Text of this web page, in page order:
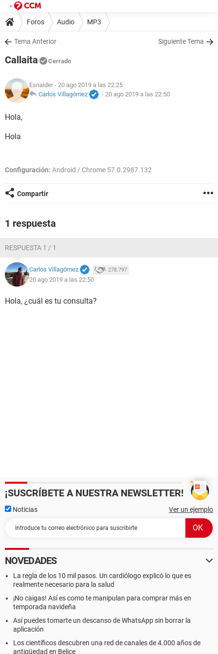
Foros Audio MP3
Tema Anterior Siguiente Tema
Callaita Cerrado
Esnaider - 20 ago 2019 a las 22:25
Carlos Villagómez
- 20 ago 2019 a las 22:50
Hola,
Hola
Configuración: Android / Chrome 57.0.2987.132
Compartir
1 respuesta
RESPUESTA 1 / 1
Carlos Villagómez 278.797
20 ago 2019 a las 22:50
Hola, ¿cuál es tu consulta?
¡SUSCRÍBETE A NUESTRA NEWSLETTER!
Noticias Ver un ejemplo
NOVEDADES
La regla de los 10 mil pasos. Un cardiólogo explicó lo que es
realmente necesario para la salud
¡No caigas! Así es como te manipulan para comprar más en
temporada navideña
Así puedes tomarte un descanso de WhatsApp sin borrar la
aplicación
Los científicos descubren una red de canales de 4.000 años de
antigüedad en Belice